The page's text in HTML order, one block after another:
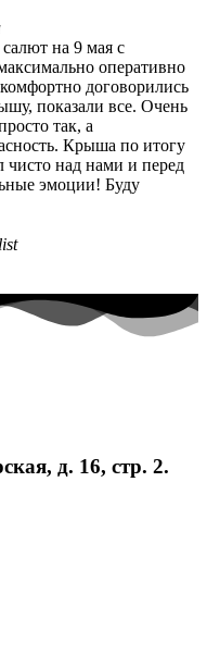
на 9 мая с
оперативно
договорились
показали все. Очень
так, а
Крыша по итогу
чисто над нами и перед
эмоции! Буду
д. 16, стр. 2.​